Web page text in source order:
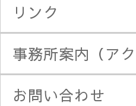
リンク
事務所案内（アク
お問い合わせ